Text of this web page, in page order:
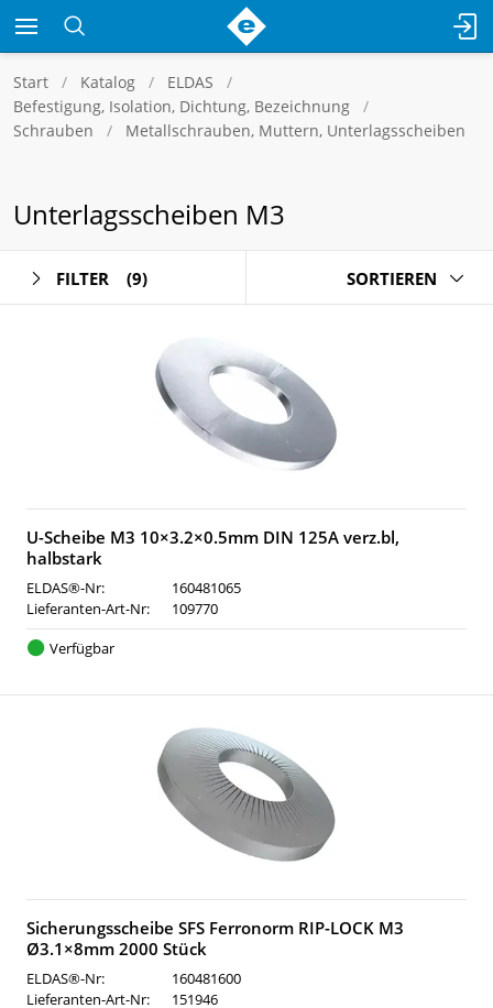
Start Katalog
ELDAS
Befestigung, Isolation, Dichtung, Bezeichnung
Schrauben
Metallschrauben, Muttern, Unterlagsscheiben
Unterlagsscheiben M3
FILTER (9) SORTIEREN
U-Scheibe M3 10×3.2×0.5mm DIN 125A verz.bl,
halbstark
ELDAS®-Nr:
160481065
Lieferanten-Art-Nr:
109770
Verfügbar
Sicherungsscheibe SFS Ferronorm RIP-LOCK M3
Ø3.1×8mm 2000 Stück
ELDAS®-Nr:
160481600
Lieferanten-Art-Nr:
151946